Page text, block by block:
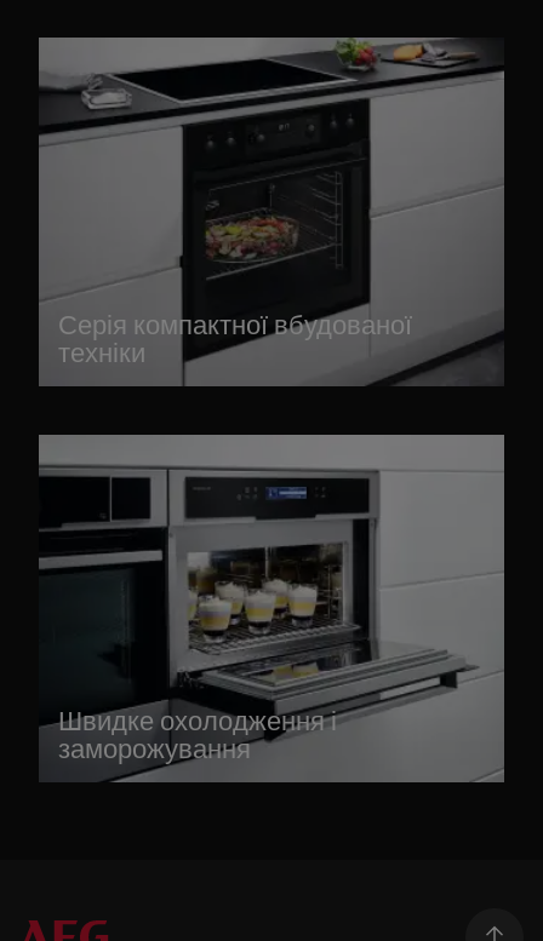
Серія компактної вбудованої
техніки
Швидке охолодження і
заморожування